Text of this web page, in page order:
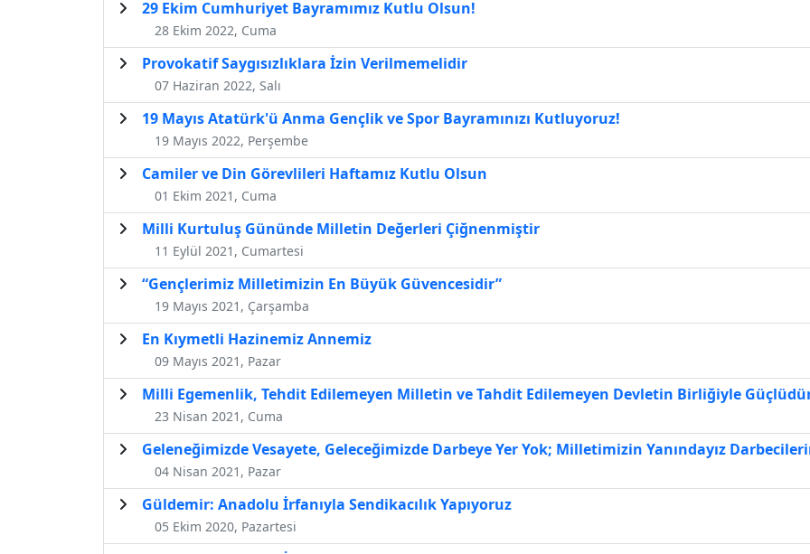
29 Ekim Cumhuriyet Bayramımız Kutlu Olsun!
28 Ekim 2022, Cuma
Provokatif Saygısızlıklara İzin Verilmemelidir
07 Haziran 2022, Salı
19 Mayıs Atatürk'ü Anma Gençlik ve Spor Bayramınızı Kutluyoruz!
19 Mayıs 2022, Perşembe
Camiler ve Din Görevlileri Haftamız Kutlu Olsun
01 Ekim 2021, Cuma
Milli Kurtuluş Gününde Milletin Değerleri Çiğnenmiştir
11 Eylül 2021, Cumartesi
“Gençlerimiz Milletimizin En Büyük Güvencesidir”
19 Mayıs 2021, Çarşamba
En Kıymetli Hazinemiz Annemiz
09 Mayıs 2021, Pazar
Milli Egemenlik, Tehdit Edilemeyen Milletin ve Tahdit Edilemeyen Devletin Birliğiyle
23 Nisan 2021, Cuma
Geleneğimizde Vesayete, Geleceğimizde Darbeye Yer Yok; Milletimizin Yanındayız
04 Nisan 2021, Pazar
Güldemir: Anadolu İrfanıyla Sendikacılık Yapıyoruz
05 Ekim 2020, Pazartesi